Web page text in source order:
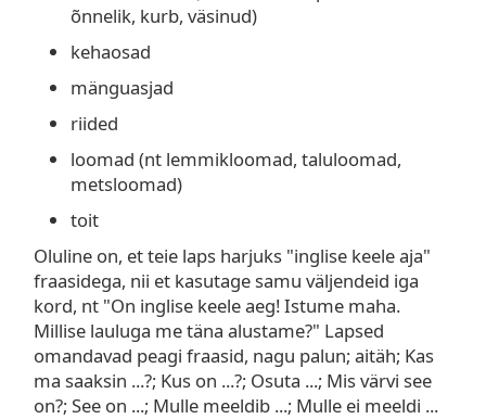
õnnelik, kurb, väsinud)
kehaosad
mänguasjad
riided
loomad (nt lemmikloomad, taluloomad,
metsloomad)
toit
Oluline on, et teie laps harjuks "inglise keele aja"
fraasidega, nii et kasutage samu väljendeid iga
kord, nt "On inglise keele aeg! Istume maha.
Millise lauluga me täna alustame?" Lapsed
omandavad peagi fraasid, nagu palun; aitäh; Kas
ma saaksin ...?; Kus on ...?; Osuta ...; Mis värvi see
on?; See on ...; Mulle meeldib ...; Mulle ei meeldi ...